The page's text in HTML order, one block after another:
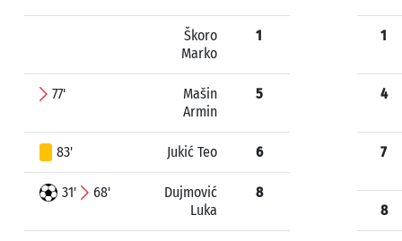
Škoro
Marko
1
77'
Mašin
Armin
5
83' Jukić Teo 6
31' 68'
Dujmović
Luka
8
1
4
7
8